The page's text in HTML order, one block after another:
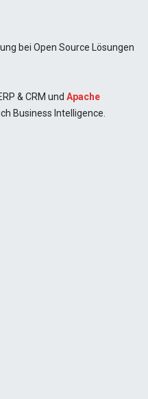
bei Open Source Lösungen
& CRM und Apache
Business Intelligence.